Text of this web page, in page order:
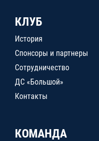
КЛУБ
История
Спонсоры и партнеры
Сотрудничество
ДС «Большой»
Контакты
КОМАНДА